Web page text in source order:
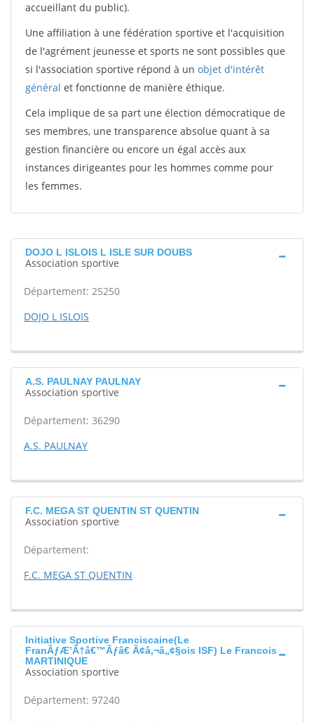
accueillant du public).
Une affiliation à une fédération sportive et l'acquisition
de l'agrément jeunesse et sports ne sont possibles que
si l'association sportive répond à un objet d'intérêt
général et fonctionne de manière éthique.
Cela implique de sa part une élection démocratique de
ses membres, une transparence absolue quant à sa
gestion financière ou encore un égal accès aux
instances dirigeantes pour les hommes comme pour
les femmes.
DOJO L ISLOIS L ISLE SUR DOUBS
Association sportive
Département: 25250
DOJO L ISLOIS
A.S. PAULNAY PAULNAY
Association sportive
Département: 36290
A.S. PAULNAY
F.C. MEGA ST QUENTIN ST QUENTIN
Association sportive
Département:
F.C. MEGA ST QUENTIN
Initiative Sportive Franciscaine(Le
FranÃƒÆ’Ã†â€™Ãƒâ€ Ã¢â‚¬â„¢§ois ISF) Le Francois
MARTINIQUE
Association sportive
Département: 97240